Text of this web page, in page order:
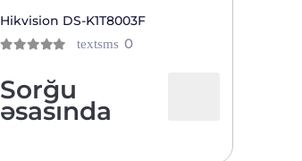
Hikvision DS-K1T8003F
textsms 0отзывов
Sorğu
əsasında